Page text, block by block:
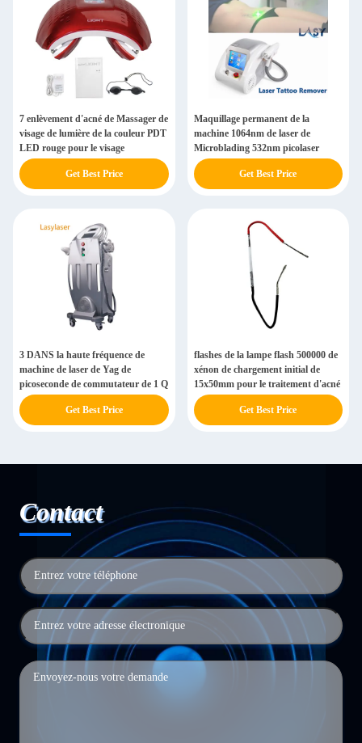
7 enlèvement d'acné de Massager de
visage de lumière de la couleur PDT
LED rouge pour le visage
Get Best Price
Maquillage permanent de la
machine 1064nm de laser de
Microblading 532nm picolaser
Get Best Price
3 DANS la haute fréquence de
machine de laser de Yag de
picoseconde de commutateur de 1 Q
Get Best Price
flashes de la lampe flash 500000 de
xénon de chargement initial de
15x50mm pour le traitement d'acné
Get Best Price
Contact